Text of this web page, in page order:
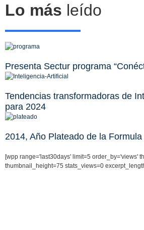
Lo más leído
Presenta Sectur programa
Tendencias transformadoras de
para 2024
2014, Año Plateado de la
[wpp range='last30days' limit=5 order_by='views'
thumbnail_height=75 stats_views=0